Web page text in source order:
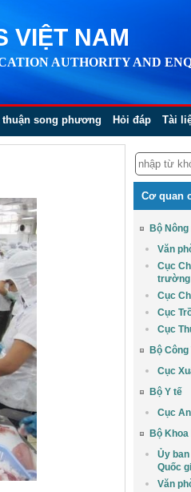
VIỆT NAM
AUTHORITY AND
thuận song phương Hỏi đáp Tài
Cơ quan
Bộ
Văn
Cục
trường
Cục
Cục
Cục
Bộ
Cục
Bộ Y tế
Cục
Bộ
Ủy
Quốc
Văn